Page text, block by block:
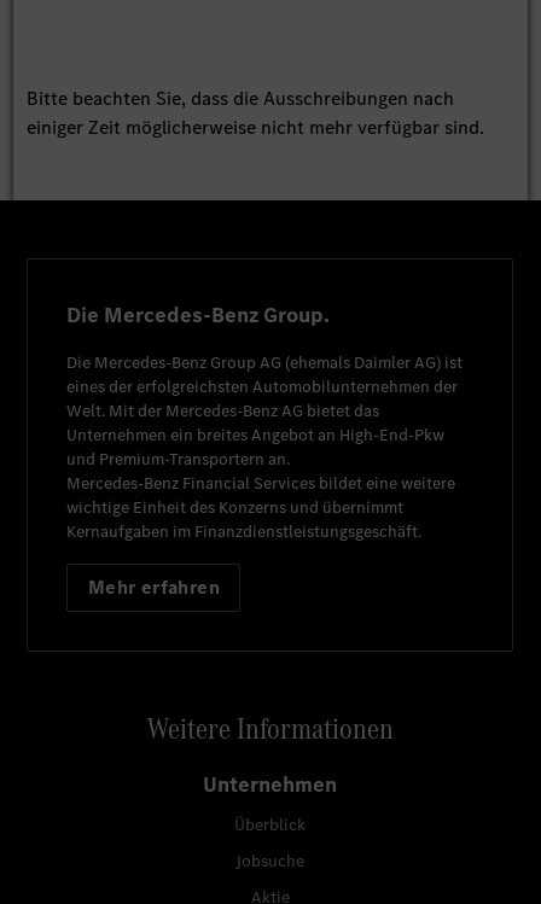
Bitte beachten Sie, dass die Ausschreibungen nach
einiger Zeit möglicherweise nicht mehr verfügbar sind.
Die Mercedes-Benz Group.
Die Mercedes-Benz Group AG (ehemals Daimler AG) ist
eines der erfolgreichsten Automobilunternehmen der
Welt. Mit der Mercedes-Benz AG bietet das
Unternehmen ein breites Angebot an High-End-Pkw
und Premium-Transportern an.
Mercedes-Benz Financial Services bildet eine weitere
wichtige Einheit des Konzerns und übernimmt
Kernaufgaben im Finanzdienstleistungsgeschäft.
Mehr erfahren
Weitere Informationen
Unternehmen
Überblick
Jobsuche
Aktie